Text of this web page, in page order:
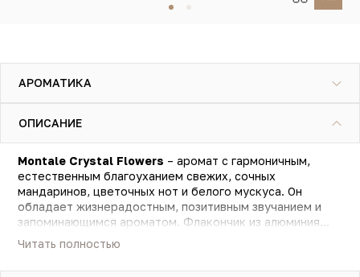
АРОМАТИКА
ОПИСАНИЕ
Montale Crystal Flowers – аромат с гармоничным,
естественным благоуханием свежих, сочных
мандаринов, цветочных нот и белого мускуса. Он
обладает жизнерадостным, позитивным звучанием и
запоминающимся ароматом. Флакончик из алюминия
надежно защищает парфюм от вредного воздействия
солнечных лучей. Парфюмерная композиция включает в
себя ноты мандарина, розы, лилии и белого мускуса.
Читать полностью